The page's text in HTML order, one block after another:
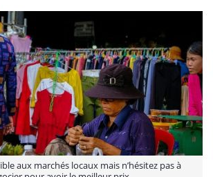
aux marchés locaux mais n’hésitez pas à